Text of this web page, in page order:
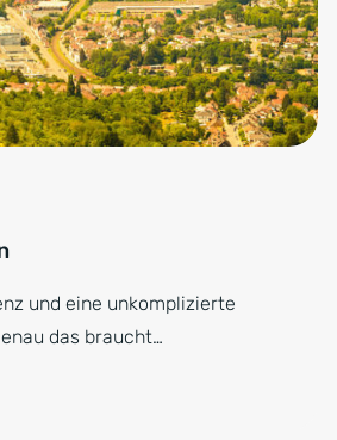
und eine unkomplizierte
das braucht…